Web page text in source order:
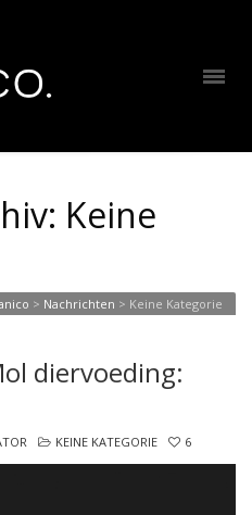
Keine
> Nachrichten > Keine Kategorie
diervoeding:
KEINE KATEGORIE 6